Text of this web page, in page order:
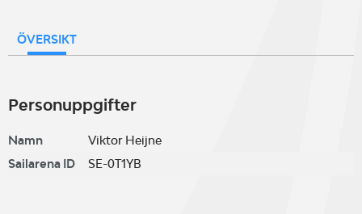
ÖVERSIKT
Personuppgifter
Namn
Viktor Heijne
Sailarena ID
SE-0T1YB